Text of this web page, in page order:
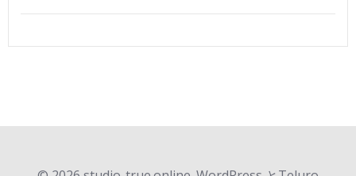
稿
ナ
ゲ
稿
ナ
ゲ